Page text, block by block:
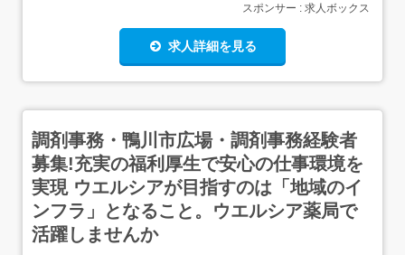
スポンサー : 求人ボックス
求人詳細を見る
調剤事務・鴨川市広場・調剤事務経験者
募集!充実の福利厚生で安心の仕事環境を
実現 ウエルシアが目指すのは「地域のイ
ンフラ」となること。ウエルシア薬局で
活躍しませんか